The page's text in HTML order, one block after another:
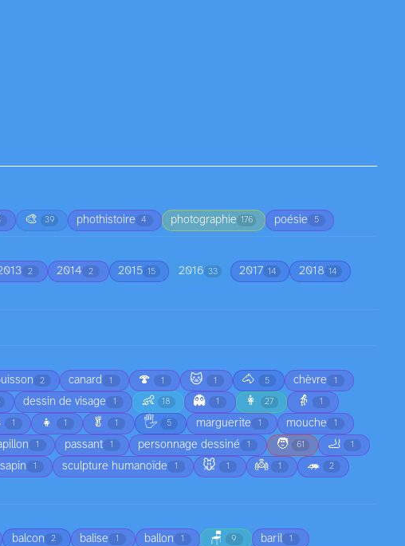
🎨 39 phothistoire 4 photographie 176 poésie 5
2 2014 2 2015 15 2016 33 2017 14 2018 14
2 canard 1 🍄 1 🐱 1 🐴 5 chèvre 1
dessin de visage 1 👶 18 👻 1 👩 27 👵 1
1 👧 1 🥬 1 🖐️ 5 marguerite 1 mouche 1
1 passant 1 personnage dessiné 1 🧑 61 🦶 1
sapin 1 sculpture humanoïde 1 🐭 1 👼 1 🦔 2
balcon 2 balise 1 ballon 1 🪑 9 baril 1